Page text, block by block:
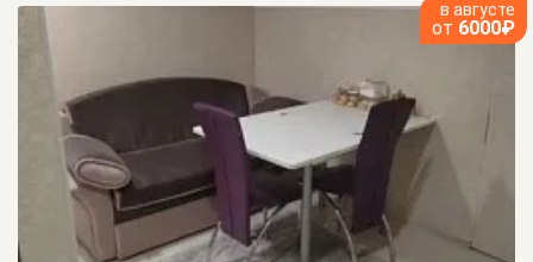
в августе
от 6000₽